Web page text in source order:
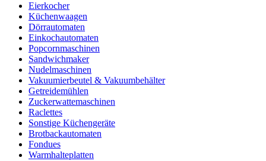
Eierkocher
Küchenwaagen
Dörrautomaten
Einkochautomaten
Popcornmaschinen
Sandwichmaker
Nudelmaschinen
Vakuumierbeutel & Vakuumbehälter
Getreidemühlen
Zuckerwattemaschinen
Raclettes
Sonstige Küchengeräte
Brotbackautomaten
Fondues
Warmhalteplatten